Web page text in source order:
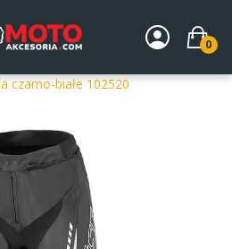
0
Spodnie
czarno-białe 102520